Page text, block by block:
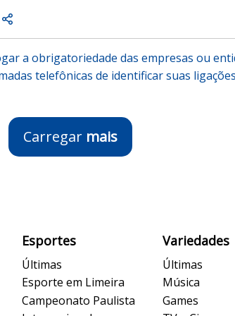
a obrigatoriedade das empresas ou
telefônicas de identificar suas
Carregar mais
Esportes
Últimas
Esporte em Limeira
Campeonato Paulista
Variedades
Últimas
Música
Games